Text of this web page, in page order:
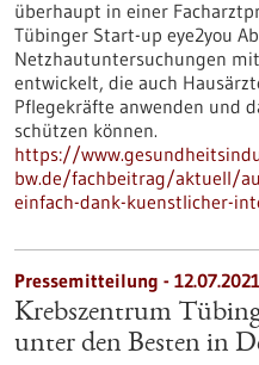
überhaupt in einer
Tübinger Start-up eye2you
Netzhautuntersuchungen
entwickelt, die auch
Pflegekräfte anwenden und
schützen können.
https://
bw.de/fachbeitrag/aktuell/
einfach-dank-kuenstlicher-
Pressemitteilung - 12.07.2021
Krebszentrum
unter den Besten in